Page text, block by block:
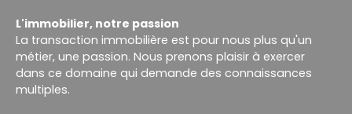
L'immobilier, notre passion
La transaction immobilière est pour nous plus qu'un
métier, une passion. Nous prenons plaisir à exercer
dans ce domaine qui demande des connaissances
multiples.